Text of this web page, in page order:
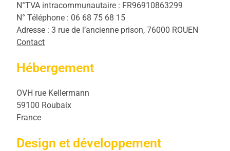
N°TVA intracommunautaire : FR96910863299
N° Téléphone : 06 68 75 68 15
Adresse : 3 rue de l’ancienne prison, 76000 ROUEN
Contact
Hébergement
OVH rue Kellermann
59100 Roubaix
France
Design et développement